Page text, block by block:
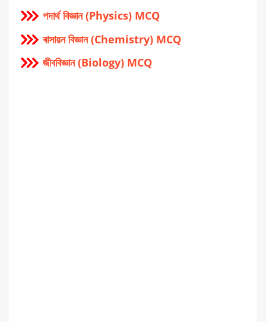
পদার্থ বিজ্ঞান (Physics) MCQ
ৰাসায়ন বিজ্ঞান (Chemistry) MCQ
জীববিজ্ঞান (Biology) MCQ